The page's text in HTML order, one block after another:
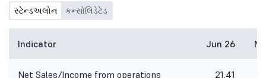
સ્ટેન્ડઅલોન કન્સોલિડેટેડ
Indicator Jun 26
Net Sales/Income from operations 21.41